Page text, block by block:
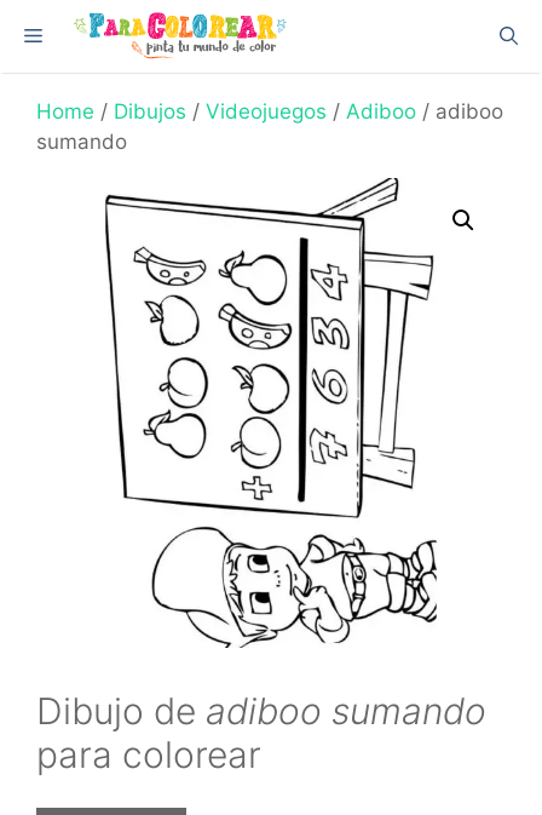
content
Menu
Home / Dibujos / Videojuegos / Adiboo / adiboo
sumando
Dibujo de adiboo sumando
para colorear